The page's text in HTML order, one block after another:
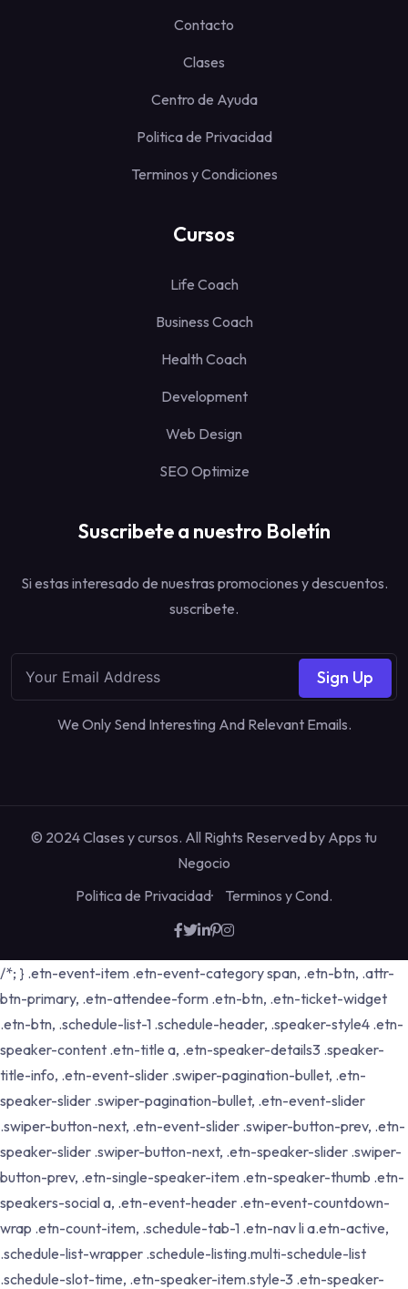
Contacto
Clases
Centro de Ayuda
Politica de Privacidad
Terminos y Condiciones
Cursos
Life Coach
Business Coach
Health Coach
Development
Web Design
SEO Optimize
Suscribete a nuestro Boletín
Si estas interesado de nuestras promociones y descuentos.
suscribete.
Sign Up
We Only Send Interesting And Relevant Emails.
© 2024 Clases y cursos. All Rights Reserved by Apps tu
Negocio
Politica de Privacidad
Terminos y Cond.
/*; } .etn-event-item .etn-event-category span, .etn-btn, .attr-
btn-primary, .etn-attendee-form .etn-btn, .etn-ticket-widget
.etn-btn, .schedule-list-1 .schedule-header, .speaker-style4 .etn-
speaker-content .etn-title a, .etn-speaker-details3 .speaker-
title-info, .etn-event-slider .swiper-pagination-bullet, .etn-
speaker-slider .swiper-pagination-bullet, .etn-event-slider
.swiper-button-next, .etn-event-slider .swiper-button-prev, .etn-
speaker-slider .swiper-button-next, .etn-speaker-slider .swiper-
button-prev, .etn-single-speaker-item .etn-speaker-thumb .etn-
speakers-social a, .etn-event-header .etn-event-countdown-
wrap .etn-count-item, .schedule-tab-1 .etn-nav li a.etn-active,
.schedule-list-wrapper .schedule-listing.multi-schedule-list
.schedule-slot-time, .etn-speaker-item.style-3 .etn-speaker-